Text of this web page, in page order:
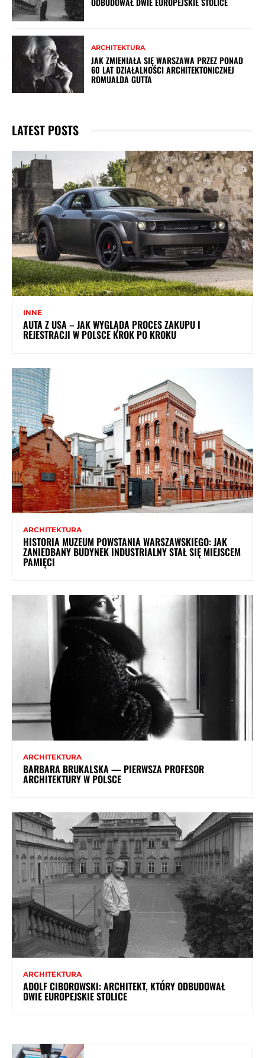
ARCHITEKTURA
JAK ZMIENIAŁA SIĘ WARSZAWA PRZEZ PONAD
60 LAT DZIAŁALNOŚCI ARCHITEKTONICZNEJ
ROMUALDA GUTTA
LATEST POSTS
INNE
AUTA Z USA – JAK WYGLĄDA PROCES ZAKUPU I
REJESTRACJI W POLSCE KROK PO KROKU
ARCHITEKTURA
HISTORIA MUZEUM POWSTANIA WARSZAWSKIEGO: JAK
ZANIEDBANY BUDYNEK INDUSTRIALNY STAŁ SIĘ MIEJSCEM
PAMIĘCI
ARCHITEKTURA
BARBARA BRUKALSKA — PIERWSZA PROFESOR
ARCHITEKTURY W POLSCE
ARCHITEKTURA
ADOLF CIBOROWSKI: ARCHITEKT, KTÓRY ODBUDOWAŁ
DWIE EUROPEJSKIE STOLICE